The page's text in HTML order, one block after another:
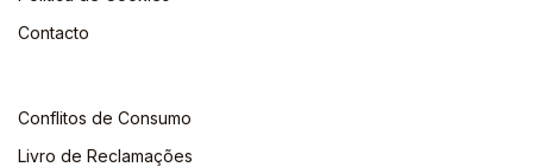
Contacto
Conflitos de Consumo
Livro de Reclamações